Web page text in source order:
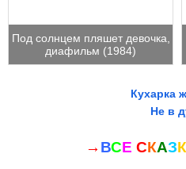
Под солнцем пляшет девочка,
диафильм (1984)
Кухарка
Не в
→ ВСЕ СКАЗК